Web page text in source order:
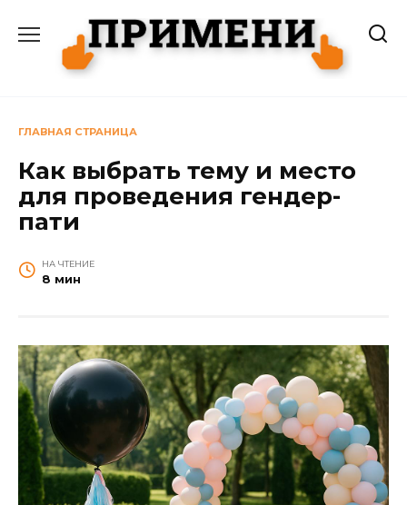
содержанию
ГЛАВНАЯ СТРАНИЦА
Как выбрать тему и место
для проведения гендер-
пати
НА ЧТЕНИЕ
8 мин